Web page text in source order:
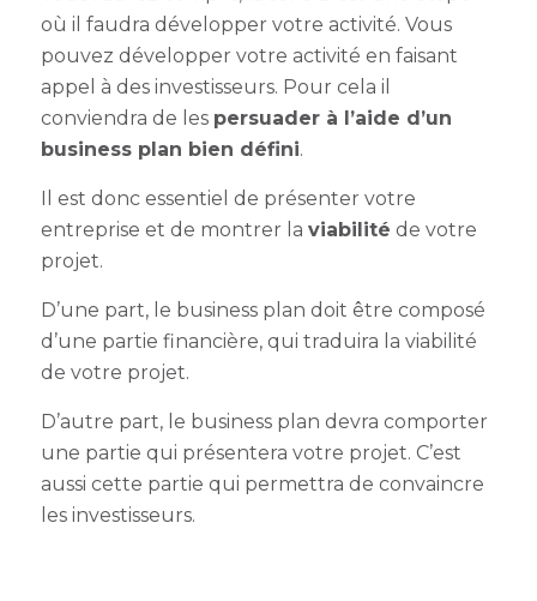
où il faudra développer votre activité. Vous
pouvez développer votre activité en faisant
appel à des investisseurs. Pour cela il
conviendra de les persuader à l’aide d’un
business plan bien défini.
Il est donc essentiel de présenter votre
entreprise et de montrer la viabilité de votre
projet.
D’une part, le business plan doit être composé
d’une partie financière, qui traduira la viabilité
de votre projet.
D’autre part, le business plan devra comporter
une partie qui présentera votre projet. C’est
aussi cette partie qui permettra de convaincre
les investisseurs.